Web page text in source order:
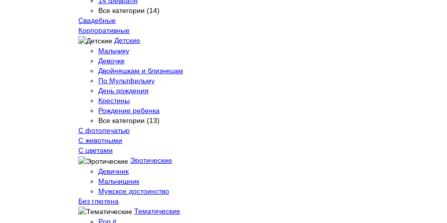
Все категории (14)
Свадебные
Корпоративные
Детские
Мальчику
Девочке
Двойняшкам и близнецам
По Мультфильму
День рождения
Крестины
Рождение ребенка
Все категории (13)
С фотопечатью
C животными
С цветами
Эротические
Девичник
Мальчишник
Мужское достоинство
Без глютена
Тематические